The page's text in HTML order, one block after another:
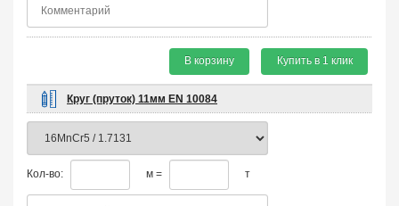
В корзину Купить в 1 клик
Круг (пруток) 11мм EN 10084
Кол-во: м = т